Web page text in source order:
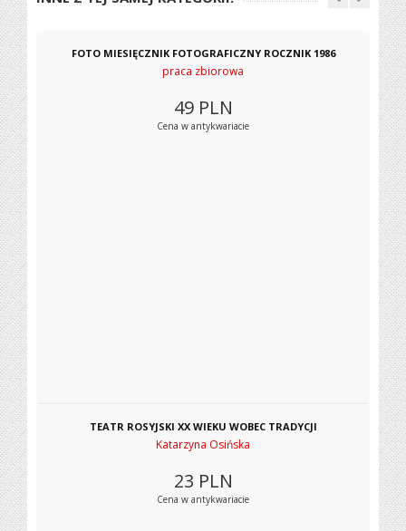
FOTO MIESIĘCZNIK FOTOGRAFICZNY ROCZNIK 1986
praca zbiorowa
49 PLN
Cena w antykwariacie
TEATR ROSYJSKI XX WIEKU WOBEC TRADYCJI
Katarzyna Osińska
23 PLN
Cena w antykwariacie